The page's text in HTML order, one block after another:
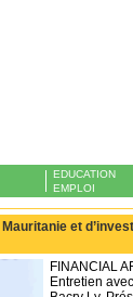
EDUCATION
EMPLOI
et
FINANCIAL
Entretien